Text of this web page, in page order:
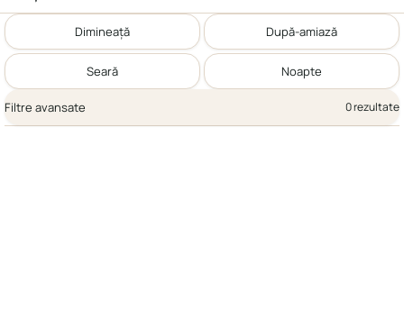
Dimineață După-amiază
Seară Noapte
Filtre avansate 0 rezultate